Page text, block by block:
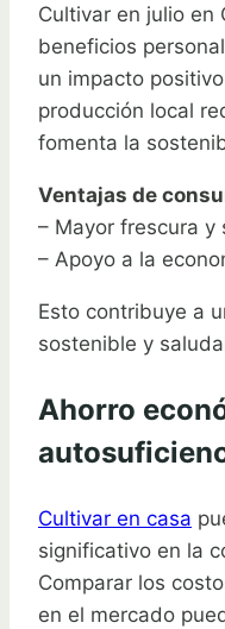
Cultivar en julio en
beneficios
un impacto
producción local
fomenta la
Ventajas de
– Mayor frescura y
– Apoyo a la
Esto contribuye a
sostenible y
Ahorro
Cultivar en casa
significativo en la
Comparar los
en el mercado